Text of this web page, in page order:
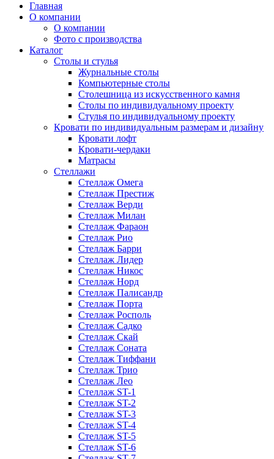
Главная
О компании
О компании
Фото с производства
Каталог
Cтолы и стулья
Журнальные столы
Компьютерные столы
Столешница из искусственного камня
Столы по индивидуальному проекту
Стулья по индивидуальному проекту
Кровати по индивидуальным размерам и дизайну
Кровати лофт
Кровати-чердаки
Матрасы
Стеллажи
Стеллаж Омега
Стеллаж Престиж
Стеллаж Верди
Стеллаж Милан
Стеллаж Фараон
Стеллаж Рио
Стеллаж Барри
Стеллаж Лидер
Стеллаж Никос
Стеллаж Норд
Стеллаж Палисандр
Стеллаж Порта
Стеллаж Росполь
Стеллаж Садко
Стеллаж Скай
Стеллаж Соната
Стеллаж Тиффани
Стеллаж Трио
Стеллаж Лео
Стеллаж ST-1
Стеллаж ST-2
Стеллаж ST-3
Стеллаж ST-4
Стеллаж ST-5
Стеллаж ST-6